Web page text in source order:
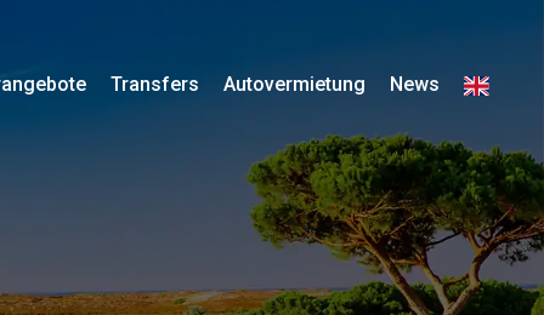
Transfers Autovermietung News